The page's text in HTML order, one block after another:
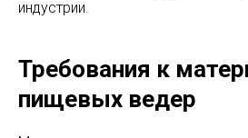
индустрии.
Требования к
пищевых ведер